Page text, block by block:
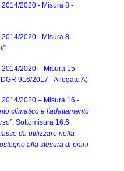
2020 - Misura 8 -
2020 - Misura 8 -
"
2020 – Misura 15 -
916/2017 - Allegato A)
2020 – Misura 16 -
climatico e l'adattamento
”, Sottomisura 16.6
da utilizzare nella
ostegno alla stesura di piani